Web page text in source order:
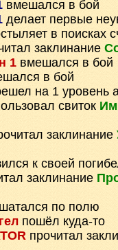
вмешался в бой
делает первые
в поисках
заклинание
1 вмешался в бой
в бой
на 1 уровень
свиток
заклинание
к своей
заклинание
по полю
пошёл куда-то
прочитал